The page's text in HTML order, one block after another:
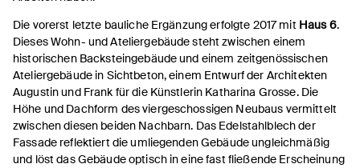
Die vorerst letzte bauliche Ergänzung erfolgte 2017 mit Haus 6.
Dieses Wohn- und Ateliergebäude steht zwischen einem
historischen Backsteingebäude und einem zeitgenössischen
Ateliergebäude in Sichtbeton, einem Entwurf der Architekten
Augustin und Frank für die Künstlerin Katharina Grosse. Die
Höhe und Dachform des viergeschossigen Neubaus vermittelt
zwischen diesen beiden Nachbarn. Das Edelstahlblech der
Fassade reflektiert die umliegenden Gebäude ungleichmäßig
und löst das Gebäude optisch in eine fast fließende Erscheinung